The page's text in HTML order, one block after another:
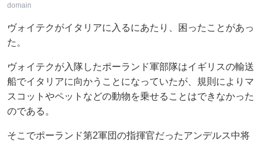
domain
ヴォイテクがイタリアに入るにあたり、困ったことがあっ
た。
ヴォイテクが入隊したポーランド軍部隊はイギリスの輸送
船でイタリアに向かうことになっていたが、規則によりマ
スコットやペットなどの動物を乗せることはできなかった
のである。
そこでポーランド第2軍団の指揮官だったアンデルス中将